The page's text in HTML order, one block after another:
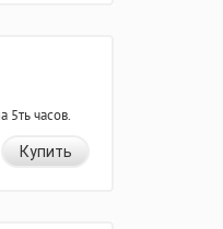
часов.
Купить